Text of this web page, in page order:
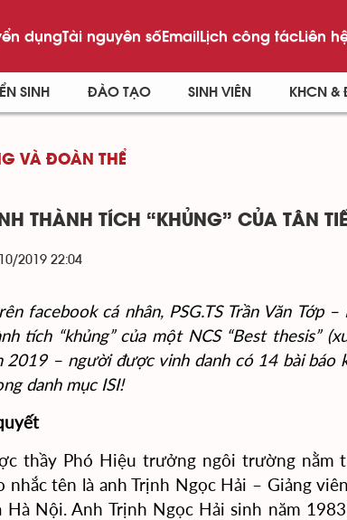
dụngTài nguyên sốEmailLịch công tácLiên
SINH ĐÀO TẠO SINH VIÊN KHCN &
VÀ ĐOÀN THỂ
THÀNH TÍCH “KHỦNG” CỦA TÂN
2019 22:04
facebook cá nhân, PSG.TS Trần Văn
tích “khủng” của một NCS “Best
2019 – người được vinh danh có 14 bài báo
danh mục ISI!
thầy Phó Hiệu trưởng ngôi trường
nhắc tên là anh Trịnh Ngọc Hải – Giảng
Hà Nội. Anh Trịnh Ngọc Hải sinh năm